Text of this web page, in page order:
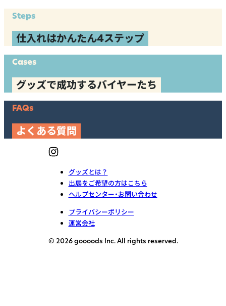
Steps
仕入れはかんたん4ステップ
Cases
グッズで成功するバイヤーたち
FAQs
よくある質問
グッズとは？
出展をご希望の方はこちら
ヘルプセンター・お問い合わせ
プライバシーポリシー
運営会社
© 2026 goooods Inc. All rights reserved.